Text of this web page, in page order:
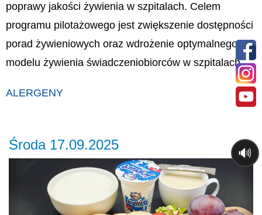
poprawy jakości żywienia w szpitalach. Celem
programu pilotażowego jest zwiększenie dostępności
porad żywieniowych oraz wdrożenie optymalnego
modelu żywienia świadczeniobiorców w szpitalach.
ALERGENY
Środa 17.09.2025
🔊